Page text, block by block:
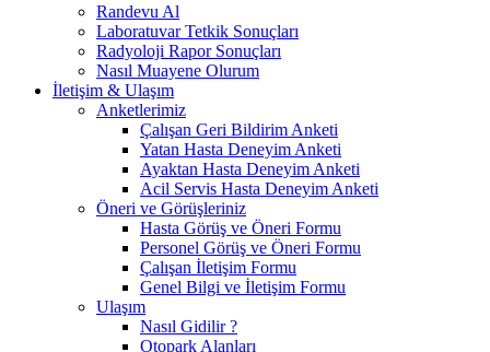
Randevu Al
Laboratuvar Tetkik Sonuçları
Radyoloji Rapor Sonuçları
Nasıl Muayene Olurum
İletişim & Ulaşım
Anketlerimiz
Çalışan Geri Bildirim Anketi
Yatan Hasta Deneyim Anketi
Ayaktan Hasta Deneyim Anketi
Acil Servis Hasta Deneyim Anketi
Öneri ve Görüşleriniz
Hasta Görüş ve Öneri Formu
Personel Görüş ve Öneri Formu
Çalışan İletişim Formu
Genel Bilgi ve İletişim Formu
Ulaşım
Nasıl Gidilir ?
Otopark Alanları